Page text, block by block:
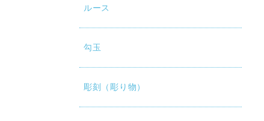
ルース
勾玉
彫刻（彫り物）